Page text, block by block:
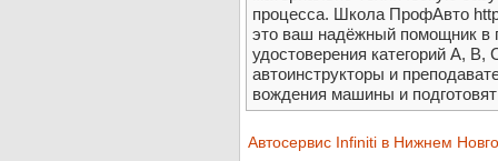
процесса. Школа ПрофАвто
это ваш надёжный помощник в
удостоверения категорий A,
автоинструкторы и
вождения машины и
Автосервис Infiniti в Нижнем